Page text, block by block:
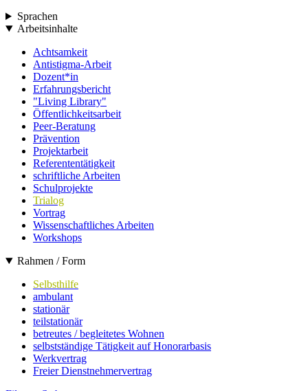
Sprachen
Arbeitsinhalte
Achtsamkeit
Antistigma-Arbeit
Dozent*in
Erfahrungsbericht
"Living Library"
Öffentlichkeitsarbeit
Peer-Beratung
Prävention
Projektarbeit
Referententätigkeit
schriftliche Arbeiten
Schulprojekte
Trialog
Vortrag
Wissenschaftliches Arbeiten
Workshops
Rahmen / Form
Selbsthilfe
ambulant
stationär
teilstationär
betreutes / begleitetes Wohnen
selbstständige Tätigkeit auf Honorarbasis
Werkvertrag
Freier Dienstnehmervertrag